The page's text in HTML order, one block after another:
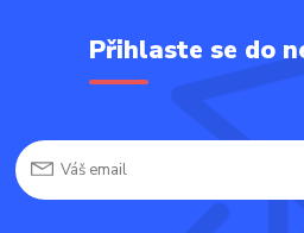
Přihlaste se do